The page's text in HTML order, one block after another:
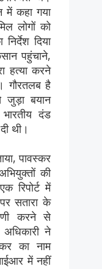
में कहा गया
लोगों को
दिया
पहुंचाने,
हत्या करने
गौरतलब है
बयान
दंड
थी।
पावस्कर
की
रिपोर्ट में
सतारा के
करने से
ने
का नाम
में नहीं